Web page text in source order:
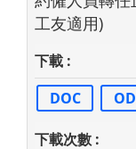
工友適用)
DOC